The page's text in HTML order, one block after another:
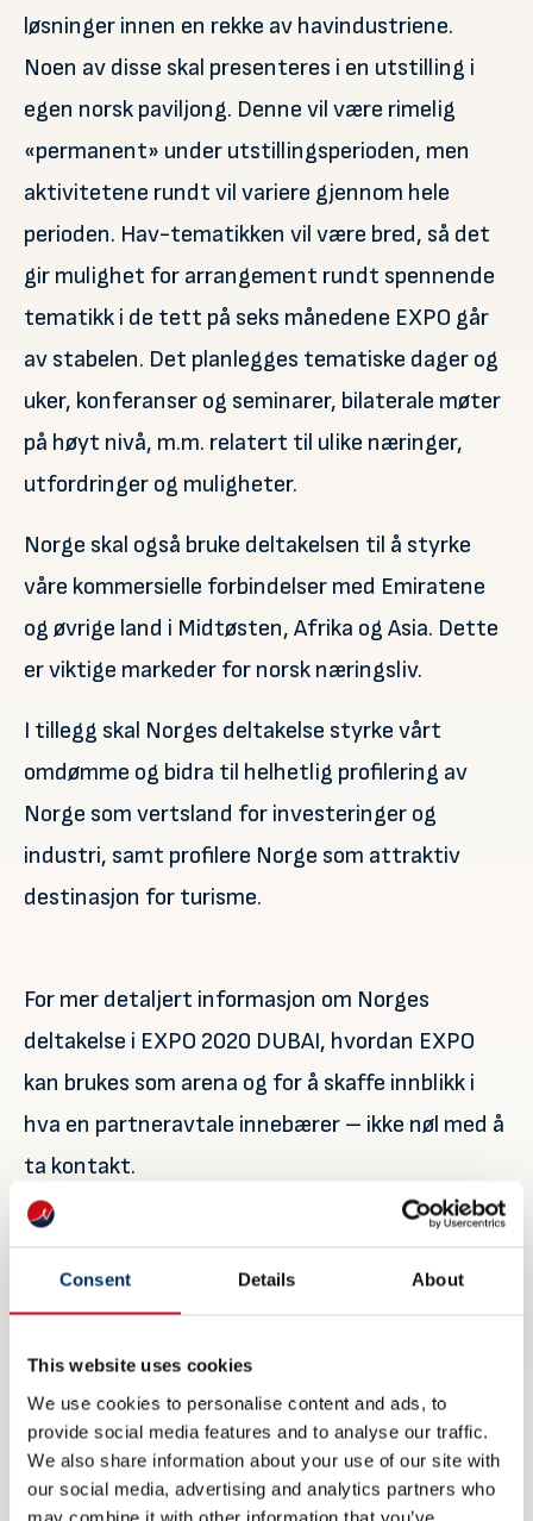
Consent Details About
This website uses cookies
We use cookies to personalise content and ads, to
provide social media features and to analyse our traffic.
We also share information about your use of our site with
our social media, advertising and analytics partners who
may combine it with other information that you’ve
løsninger innen en rekke av havindustriene.
Noen av disse skal presenteres i en utstilling i
egen norsk paviljong. Denne vil være rimelig
«permanent» under utstillingsperioden, men
aktivitetene rundt vil variere gjennom hele
perioden. Hav-tematikken vil være bred, så det
gir mulighet for arrangement rundt spennende
tematikk i de tett på seks månedene EXPO går
av stabelen. Det planlegges tematiske dager og
uker, konferanser og seminarer, bilaterale møter
på høyt nivå, m.m. relatert til ulike næringer,
utfordringer og muligheter.
Norge skal også bruke deltakelsen til å styrke
våre kommersielle forbindelser med Emiratene
og øvrige land i Midtøsten, Afrika og Asia. Dette
er viktige markeder for norsk næringsliv.
I tillegg skal Norges deltakelse styrke vårt
omdømme og bidra til helhetlig profilering av
Norge som vertsland for investeringer og
industri, samt profilere Norge som attraktiv
destinasjon for turisme.
For mer detaljert informasjon om Norges
deltakelse i EXPO 2020 DUBAI, hvordan EXPO
kan brukes som arena og for å skaffe innblikk i
hva en partneravtale innebærer – ikke nøl med å
ta kontakt.
Ole Johan Sandvær
Generalkommissær
M: +47 915 85 012
olsan@innovationnorway.no